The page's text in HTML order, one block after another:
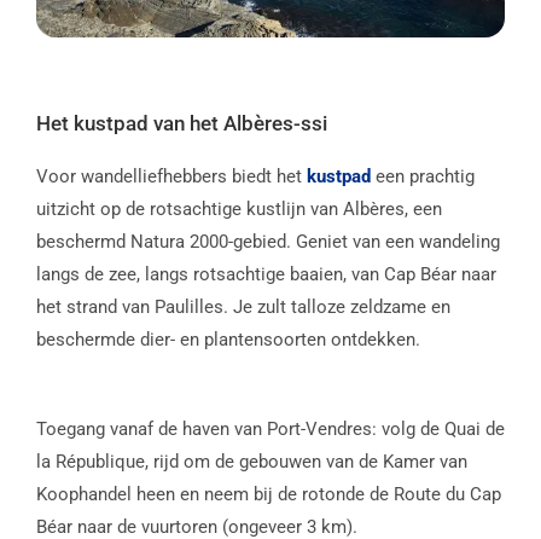
Het kustpad van het Albères-ssi
Voor wandelliefhebbers biedt het kustpad een prachtig
uitzicht op de rotsachtige kustlijn van Albères, een
beschermd Natura 2000-gebied. Geniet van een wandeling
langs de zee, langs rotsachtige baaien, van Cap Béar naar
het strand van Paulilles. Je zult talloze zeldzame en
beschermde dier- en plantensoorten ontdekken.
Toegang vanaf de haven van Port-Vendres: volg de Quai de
la République, rijd om de gebouwen van de Kamer van
Koophandel heen en neem bij de rotonde de Route du Cap
Béar naar de vuurtoren (ongeveer 3 km).